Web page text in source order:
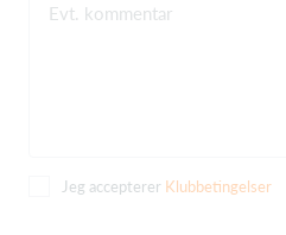
Evt. kommentar
Jeg accepterer Klubbetingelser